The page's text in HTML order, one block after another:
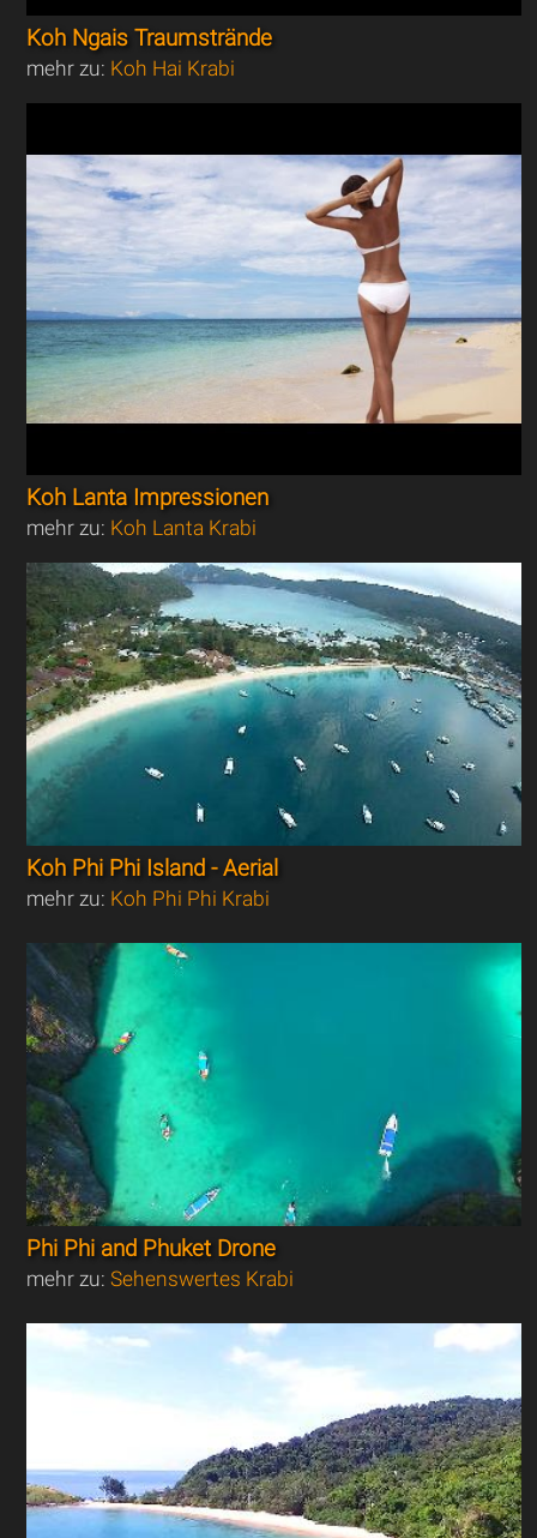
Koh Ngais Traumstrände
mehr zu: Koh Hai Krabi
Koh Lanta Impressionen
mehr zu: Koh Lanta Krabi
Koh Phi Phi Island - Aerial
mehr zu: Koh Phi Phi Krabi
Phi Phi and Phuket Drone
mehr zu:Sehenswertes Krabi